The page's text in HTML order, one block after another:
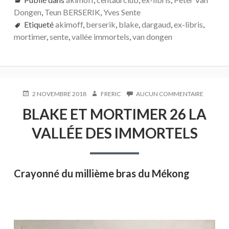
e
b
o
k
itt
er
ta
g
er
Dongen, Teun BERSERIK,Yves Sente
Etiquetéakimoff, berserik, blake,dargaud,ex-libris,
mortimer,sente,vallée immortels,van dongen
PUBLIÉ2 NOVEMBRE 2018 AUTEUR
FRERIC AUCUN COMMENTAIRESUR
ET
BLAKE ET MORTIMER 26 LA
VALLÉE DES IMMORTELS
Crayonné du millième bras du Mékong